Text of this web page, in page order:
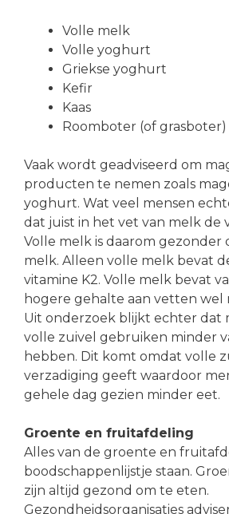
Volle melk
Volle yoghurt
Griekse yoghurt
Kefir
Kaas
Roomboter (of grasboter)
Vaak wordt geadviseerd om
producten te nemen zoals
yoghurt. Wat veel mensen
dat juist in het vet van melk de
Volle melk is daarom gezonder
melk. Alleen volle melk bevat
vitamine K2. Volle melk bevat
hogere gehalte aan vetten wel
Uit onderzoek blijkt echter dat
volle zuivel gebruiken minder
hebben. Dit komt omdat volle
verzadiging geeft waardoor
gehele dag gezien minder eet.
Groente en fruitafdeling
Alles van de groente en
boodschappenlijstje staan.
zijn altijd gezond om te eten.
Gezondheidsorganisaties